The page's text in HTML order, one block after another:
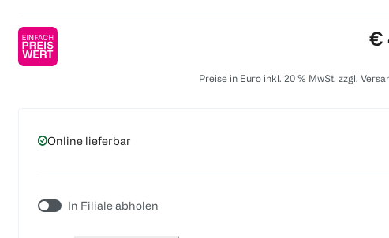
€
Preise in Euro inkl. 20 % MwSt. zzgl.
Online lieferbar
In Filiale abholen